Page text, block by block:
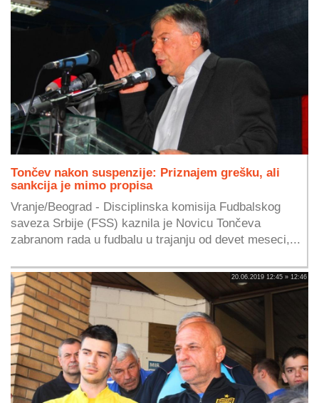
Tončev nakon suspenzije: Priznajem grešku, ali
sankcija je mimo propisa
Vranje/Beograd - Disciplinska komisija Fudbalskog
saveza Srbije (FSS) kaznila je Novicu Tončeva
zabranom rada u fudbalu u trajanju od devet meseci,...
20.06.2019 12:45 » 12:46